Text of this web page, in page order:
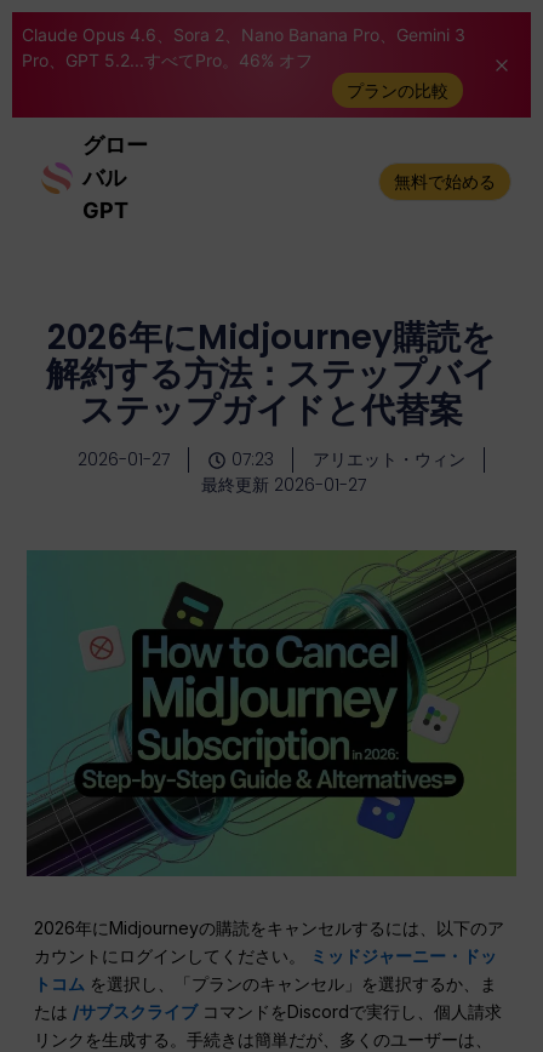
Claude Opus 4.6、Sora 2、Nano Banana Pro、Gemini 3
Pro、GPT 5.2...すべてPro。46% オフ
プランの比較
グロー
バル
GPT
無料で始める
2026年にMidjourney購読を
解約する方法：ステップバイ
ステップガイドと代替案
2026-01-27 07:23
アリエット・ウィン
最終更新 2026-01-27
2026年にMidjourneyの購読をキャンセルするには、以下のア
カウントにログインしてください。
ミッドジャーニー・ドッ
トコム を選択し、「プランのキャンセル」を選択するか、ま
たは /サブスクライブ コマンドをDiscordで実行し、個人請求
リンクを生成する。手続きは簡単だが、多くのユーザーは、